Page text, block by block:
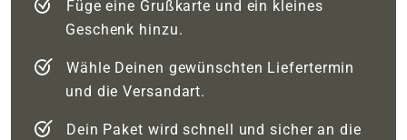
Füge eine Grußkarte und ein kleines
Geschenk hinzu.
Wähle Deinen gewünschten Liefertermin
und die Versandart.
Dein Paket wird schnell und sicher an die